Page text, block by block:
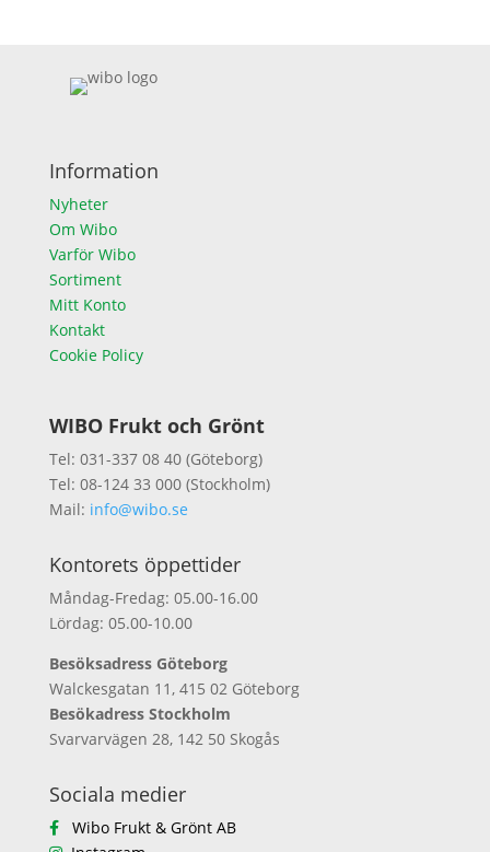
Information
Nyheter
Om Wibo
Varför Wibo
Sortiment
Mitt Konto
Kontakt
Cookie Policy
WIBO Frukt och Grönt
Tel: 031-337 08 40 (Göteborg)
Tel: 08-124 33 000 (Stockholm)
Mail: info@wibo.se
Kontorets öppettider
Måndag-Fredag: 05.00-16.00
Lördag: 05.00-10.00
Besöksadress Göteborg
Walckesgatan 11, 415 02 Göteborg
Besökadress Stockholm
Svarvarvägen 28, 142 50 Skogås
Sociala medier
Wibo Frukt & Grönt AB